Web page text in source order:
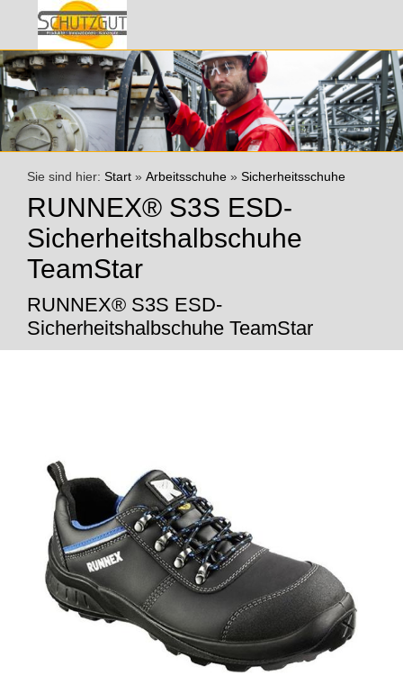
Sie sind hier: Start » Arbeitsschuhe » Sicherheitsschuhe
RUNNEX® S3S ESD-
Sicherheitshalbschuhe
TeamStar
RUNNEX® S3S ESD-
Sicherheitshalbschuhe TeamStar